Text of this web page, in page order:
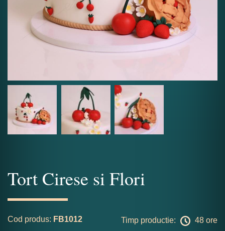
Tort Cirese si Flori
Cod produs: FB1012 Timp productie: 48 ore